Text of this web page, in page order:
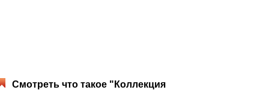
Смотреть что такое "Коллекция